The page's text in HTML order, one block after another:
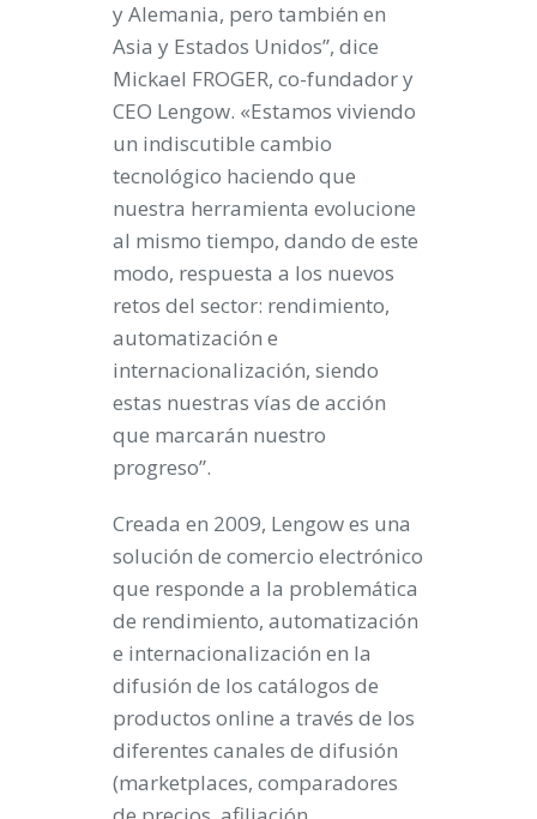
y Alemania, pero también en
Asia y Estados Unidos”, dice
Mickael FROGER, co-fundador y
CEO Lengow. «Estamos viviendo
un indiscutible cambio
tecnológico haciendo que
nuestra herramienta evolucione
al mismo tiempo, dando de este
modo, respuesta a los nuevos
retos del sector: rendimiento,
automatización e
internacionalización, siendo
estas nuestras vías de acción
que marcarán nuestro
progreso”.
Creada en 2009, Lengow es una
solución de comercio electrónico
que responde a la problemática
de rendimiento, automatización
e internacionalización en la
difusión de los catálogos de
productos online a través de los
diferentes canales de difusión
(marketplaces, comparadores